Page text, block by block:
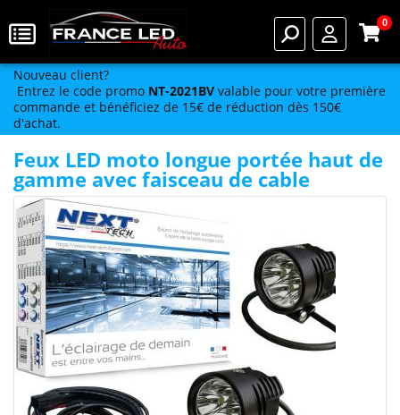
0
Nouveau client?
Entrez le code promo NT-2021BV valable pour votre première
commande et bénéficiez de 15€ de réduction dès 150€
d'achat.
Feux LED moto longue portée haut de
gamme avec faisceau de cable